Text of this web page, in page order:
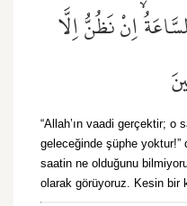
اِنْ نَظُنُّ اِلَّا
“Allah’ın vaadi gerçektir; o
geleceğinde şüphe
saatin ne olduğunu
olarak görüyoruz. Kesin bir